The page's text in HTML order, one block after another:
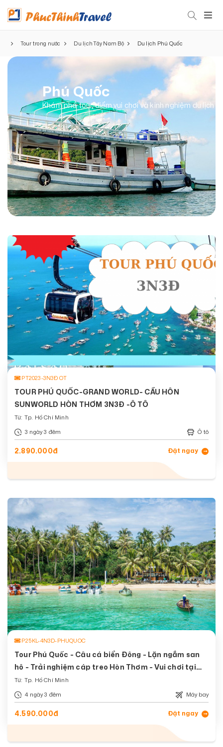
Tour trong nước Du lịch Tây Nam Bộ Du lịch Phú Quốc
Phú Quốc
Khám phá tour, điểm vui chơi và kinh nghiệm du lịch
PT2023-3N3Đ OT
TOUR PHÚ QUỐC-GRAND WORLD- CẦU HÔN
SUNWORLD HÒN THƠM 3N3Đ -Ô TÔ
Từ: Tp. Hồ Chí Minh
3 ngày 3 đêm
Ô tô
2.890.000đ Đặt ngay
P25KL-4N3D-PHUQUOC
Tour Phú Quốc - Câu cá biển Đông - Lặn ngắm san
hô - Trải nghiệm cáp treo Hòn Thơm - Vui chơi tại
Vin Wonders Phú Quốc
Từ: Tp. Hồ Chí Minh
4 ngày 3 đêm
Máy bay
4.590.000đ Đặt ngay